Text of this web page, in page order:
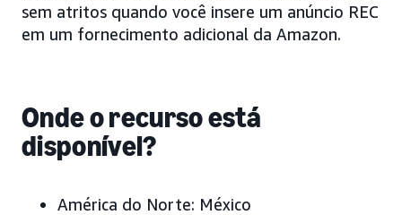
sem atritos quando você insere um anúncio REC
em um fornecimento adicional da Amazon.
Onde o recurso está
disponível?
América do Norte: México